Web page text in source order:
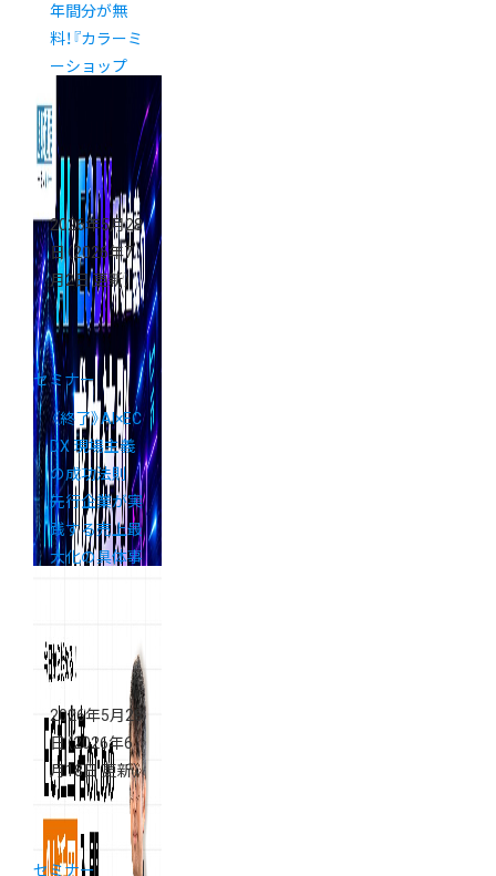
年間分が無
料！『カラーミ
ーショップ
ニューアル支
援金』のご案
内
2026年5月28
日（2026年7
月2日 更新）
セミナー
《終了》AI×EC
DX 現場主義
の成功法則
先行企業が実
践する売上最
大化の具体事
2026年5月28
日（2026年6
月18日 更新）
セミナー